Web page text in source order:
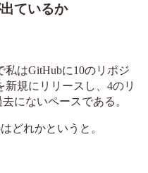
ているか
私はGitHubに10のリポジ
新規にリリースし、4のリ
にないペースである。
どれかというと。